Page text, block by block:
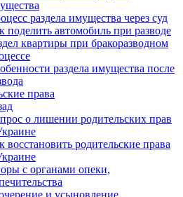
раздела имущества через суд
поделить автомобиль при разводе
квартиры при бракоразводном
раздела имущества после
права
о лишении родительских прав
восстановить родительские права
с органами опеки,
и усыновление